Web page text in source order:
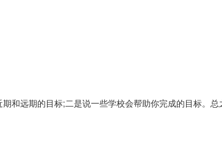
和远期的目标;二是说一些学校会帮助你完成的目标。总